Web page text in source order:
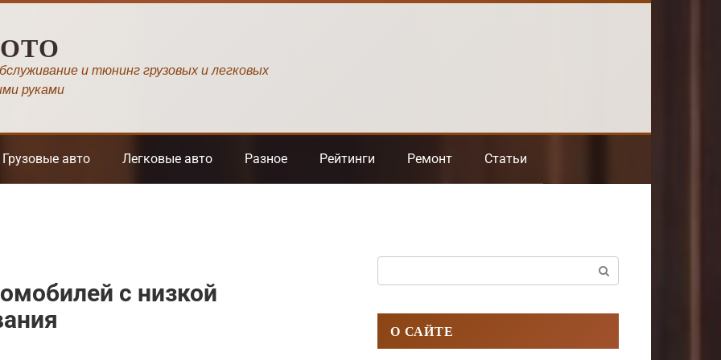
и тюнинг грузовых и легковых
руками
Грузовые авто Легковые авто Разное Рейтинги Ремонт Статьи
с низкой
О САЙТЕ